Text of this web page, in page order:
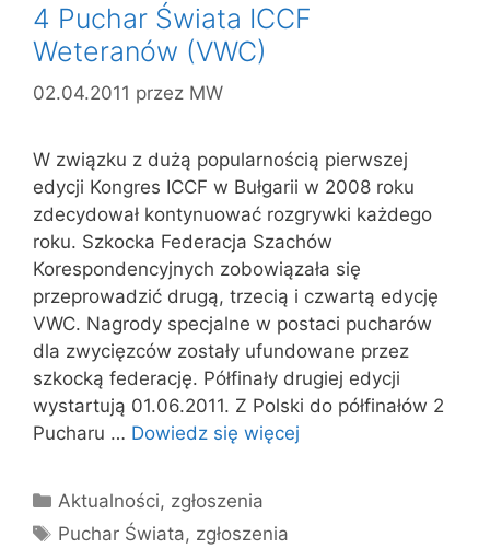
4 Puchar Świata ICCF
Weteranów (VWC)
02.04.2011 przez MW
W związku z dużą popularnością pierwszej
edycji Kongres ICCF w Bułgarii w 2008 roku
zdecydował kontynuować rozgrywki każdego
roku. Szkocka Federacja Szachów
Korespondencyjnych zobowiązała się
przeprowadzić drugą, trzecią i czwartą edycję
VWC. Nagrody specjalne w postaci pucharów
dla zwycięzców zostały ufundowane przez
szkocką federację. Półfinały drugiej edycji
wystartują 01.06.2011. Z Polski do półfinałów 2
Pucharu … Dowiedz się więcej
Kategorie
Aktualności, zgłoszenia
Tagi
Puchar Świata, zgłoszenia